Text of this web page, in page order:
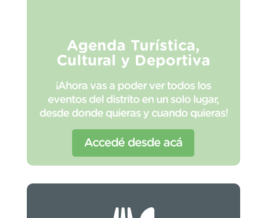
Agenda Turística,
Cultural y Deportiva
¡Ahora vas a poder ver todos los
eventos del distrito en un solo lugar,
desde donde quieras y cuando quieras!
Accedé desde acá